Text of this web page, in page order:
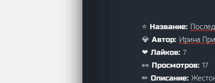
⭐ Название:
💎 Автор: Ирина
❤ Лайков: 7
👀 Просмотров: 17
✏ Описание: